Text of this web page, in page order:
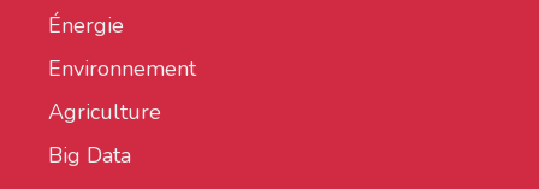
Énergie
Environnement
Agriculture
Big Data